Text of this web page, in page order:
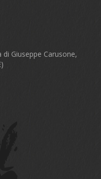
di Giuseppe Carusone,